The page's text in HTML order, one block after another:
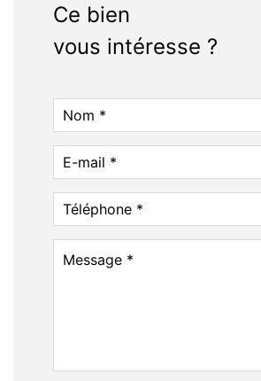
Ce bien
vous intéresse ?